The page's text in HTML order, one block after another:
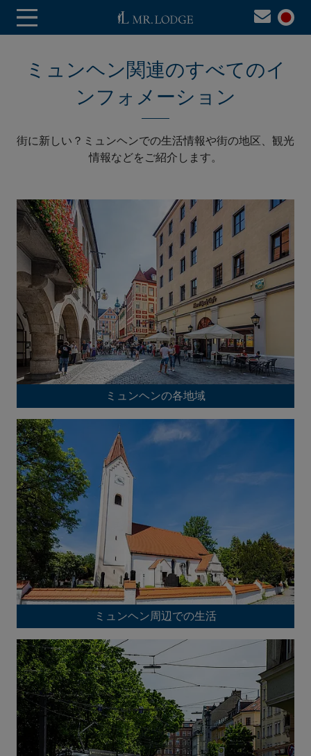
ミュンヘン関連のすべてのイ
ンフォメーション
街に新しい？ミュンヘンでの生活情報や街の地区、観光
情報などをご紹介します。
ミュンヘンの各地域
ミュンヘン周辺での生活